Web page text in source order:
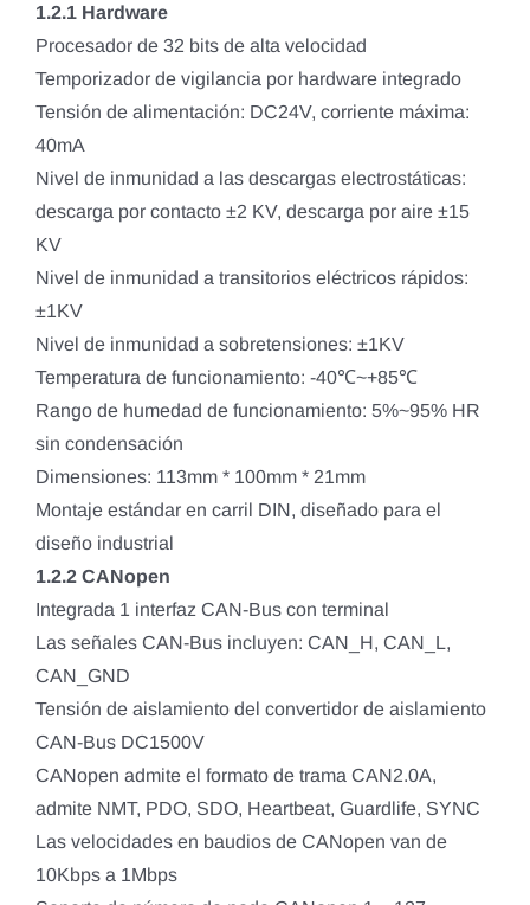
1.2.1 Hardware
Procesador de 32 bits de alta velocidad
Temporizador de vigilancia por hardware integrado
Tensión de alimentación: DC24V, corriente máxima:
40mA
Nivel de inmunidad a las descargas electrostáticas:
descarga por contacto ±2 KV, descarga por aire ±15
KV
Nivel de inmunidad a transitorios eléctricos rápidos:
±1KV
Nivel de inmunidad a sobretensiones: ±1KV
Temperatura de funcionamiento: -40℃~+85℃
Rango de humedad de funcionamiento: 5%~95% HR
sin condensación
Dimensiones: 113mm * 100mm * 21mm
Montaje estándar en carril DIN, diseñado para el
diseño industrial
1.2.2 CANopen
Integrada 1 interfaz CAN-Bus con terminal
Las señales CAN-Bus incluyen: CAN_H, CAN_L,
CAN_GND
Tensión de aislamiento del convertidor de aislamiento
CAN-Bus DC1500V
CANopen admite el formato de trama CAN2.0A,
admite NMT, PDO, SDO, Heartbeat, Guardlife, SYNC
Las velocidades en baudios de CANopen van de
10Kbps a 1Mbps